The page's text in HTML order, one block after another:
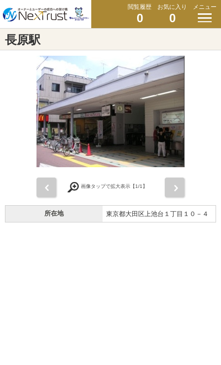
閲覧履歴
0
お気に入り
0
メニュー
長原駅
画像タップで拡大表示【1/1】
所在地 東京都大田区上池台１丁目１０－４